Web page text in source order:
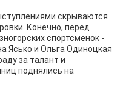
скрываются
Конечно, перед
спортсменок -
Ясько и Ольга Одиноцкая
за талант и
поднялись на